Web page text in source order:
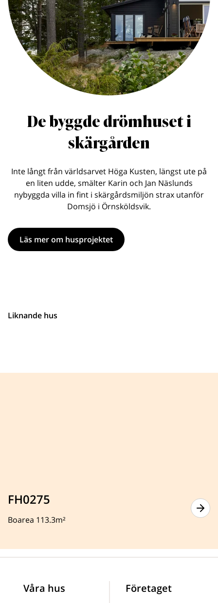
De byggde drömhuset i
skärgården
Inte långt från världsarvet Höga Kusten, längst ute på
en liten udde, smälter Karin och Jan Näslunds
nybyggda villa in fint i skärgårdsmiljön strax utanför
Domsjö i Örnsköldsvik.
Läs mer om husprojektet
Liknande hus
FH0275
Boarea 113.3m²
Våra hus Företaget